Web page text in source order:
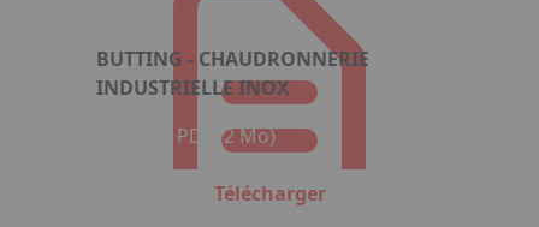
BUTTING - CHAUDRONNERIE
INDUSTRIELLE INOX
Format : PDF (2 Mo)
Télécharger